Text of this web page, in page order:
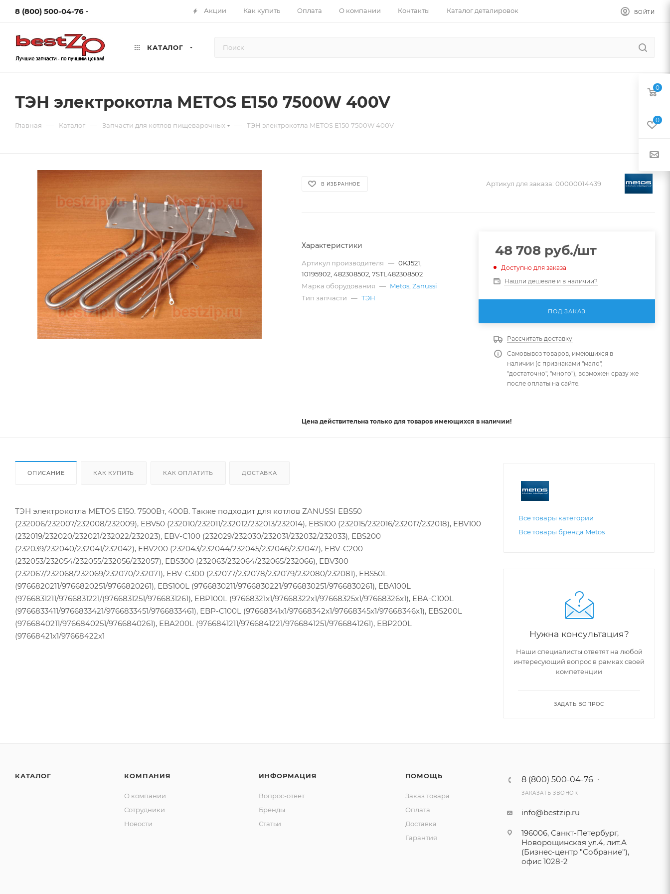
8 (800) 500-04-76 Акции Как купить Оплата О компании Контакты Каталог деталировок ВОЙТИ
КАТАЛОГ
ТЭН электрокотла METOS E150 7500W 400V
Главная — Каталог — Запчасти для котлов пищеварочных — ТЭН электрокотла METOS E150 7500W 400V
В ИЗБРАННОЕ Артикул для заказа: 00000014439
Характеристики
Артикул производителя — 0KJ521,
10195902, 482308502, 7STL482308502
Марка оборудования — Metos ,Zanussi
Тип запчасти — ТЭН
48 708руб./шт
Доступно для заказа
Нашли дешевле и в наличии?
ПОД ЗАКАЗ
Рассчитать доставку
Самовывоз товаров, имеющихся в
наличии (с признаками "мало",
"достаточно", "много"), возможен сразу же
после оплаты на сайте.
Цена действительна только для товаров имеющихся в наличии!
ОПИСАНИЕ КАК КУПИТЬ КАК ОПЛАТИТЬ ДОСТАВКА
ТЭН электрокотла METOS E150. 7500Вт, 400В. Также подходит для котлов ZANUSSI EBS50
(232006/232007/232008/232009), EBV50 (232010/232011/232012/232013/232014), EBS100 (232015/232016/232017/232018), EBV100
(232019/232020/232021/232022/232023), EBV-C100 (232029/232030/232031/232032/232033), EBS200
(232039/232040/232041/232042), EBV200 (232043/232044/232045/232046/232047), EBV-C200
(232053/232054/232055/232056/232057), EBS300 (232063/232064/232065/232066), EBV300
(232067/232068/232069/232070/232071), EBV-C300 (232077/232078/232079/232080/232081), EBS50L
(9766820211/9766820251/9766820261), EBS100L (9766830211/9766830221/9766830251/9766830261), EBA100L
(9766831211/9766831221/(9766831251/9766831261), EBP100L (97668321x1/97668322x1/97668325x1/97668326x1), EBA-C100L
(9766833411/9766833421/9766833451/9766833461), EBP-C100L (97668341x1/97668342x1/97668345x1/97668346x1), EBS200L
(9766840211/9766840251/9766840261), EBA200L (9766841211/9766841221/9766841251/9766841261), EBP200L
(97668421x1/97668422x1
Все товары категории
Все товары бренда Metos
Нужна консультация?
Наши специалисты ответят на любой
интересующий вопрос в рамках своей
компетенции
ЗАДАТЬ ВОПРОС
КАТАЛОГ КОМПАНИЯ
О компании
Сотрудники
Новости
ИНФОРМАЦИЯ
Вопрос-ответ
Бренды
Статьи
ПОМОЩЬ
Заказ товара
Оплата
Доставка
Гарантия
8 (800) 500-04-76
ЗАКАЗАТЬ ЗВОНОК
info@bestzip.ru
196006, Санкт-Петербург,
Новорощинская ул.4, лит.А
(Бизнес-центр "Собрание"),
офис 1028-2
0
0